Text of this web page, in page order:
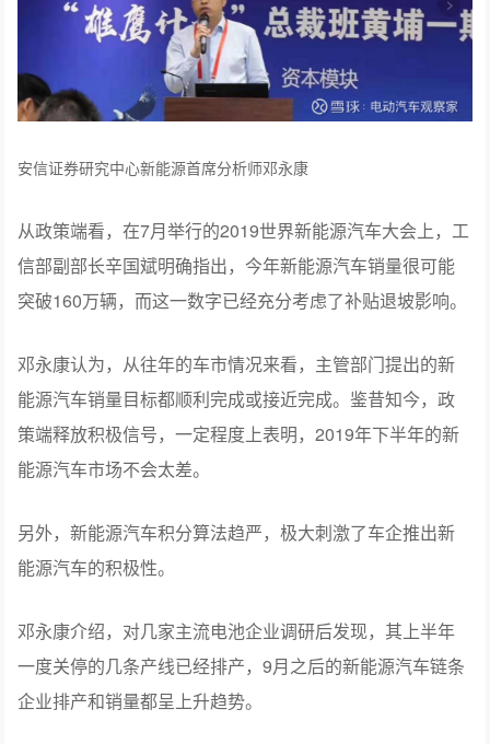
安信证券研究中心新能源首席分析师邓永康
从政策端看，在7月举行的2019世界新能源汽车大会上，工
信部副部长辛国斌明确指出，今年新能源汽车销量很可能
突破160万辆，而这一数字已经充分考虑了补贴退坡影响。
邓永康认为，从往年的车市情况来看，主管部门提出的新
能源汽车销量目标都顺利完成或接近完成。鉴昔知今，政
策端释放积极信号，一定程度上表明，2019年下半年的新
能源汽车市场不会太差。
另外，新能源汽车积分算法趋严，极大刺激了车企推出新
能源汽车的积极性。
邓永康介绍，对几家主流电池企业调研后发现，其上半年
一度关停的几条产线已经排产，9月之后的新能源汽车链条
企业排产和销量都呈上升趋势。